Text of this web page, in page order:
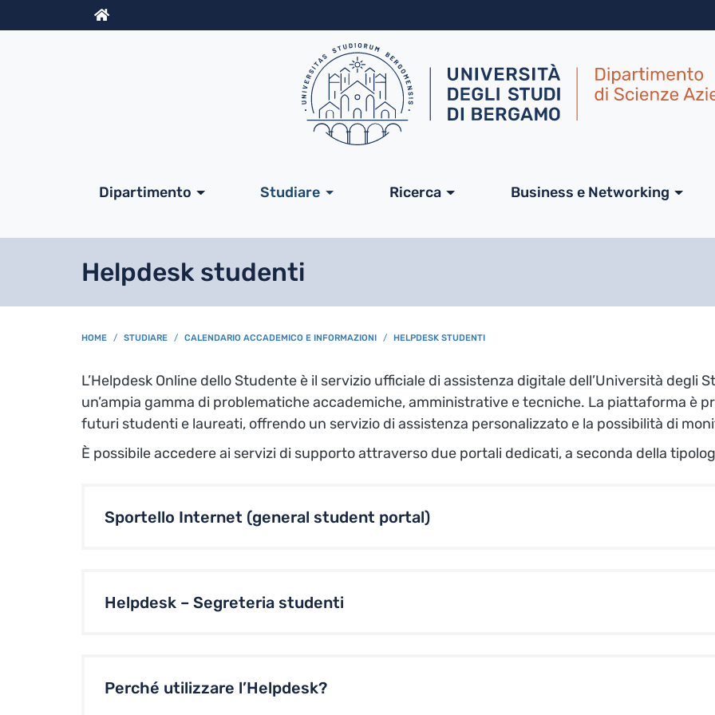
Info
Navigazione principale
Dipartimento Studiare Ricerca Business e Networking
Helpdesk studenti
BREADCRUMB
HOME STUDIARE CALENDARIO ACCADEMICO E INFORMAZIONI HELPDESK STUDENTI
L’Helpdesk Online dello Studente è il servizio ufficiale di assistenza digitale dell’Università degli
un’ampia gamma di problematiche accademiche, amministrative e tecniche. La piattaforma è
futuri studenti e laureati, offrendo un servizio di assistenza personalizzato e la possibilità di
È possibile accedere ai servizi di supporto attraverso due portali dedicati, a seconda della
Sportello Internet (general student portal)
Helpdesk – Segreteria studenti
Perché utilizzare l’Helpdesk?